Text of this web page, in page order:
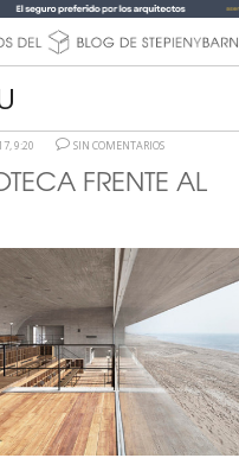
9:20 SIN COMENTARIOS
FRENTE AL